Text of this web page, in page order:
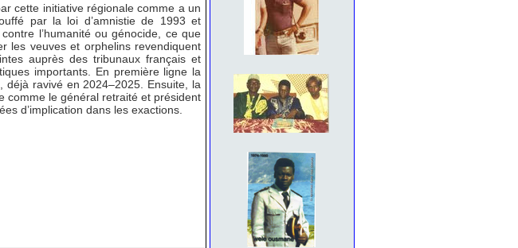
cette initiative régionale comme a un
par la loi d’amnistie de 1993 et
l’humanité ou génocide, ce que
les veuves et orphelins revendiquent
auprès des tribunaux français et
importants. En première ligne la
ravivé en 2024–2025. Ensuite, la
comme le général retraité et président
d’implication dans les exactions.